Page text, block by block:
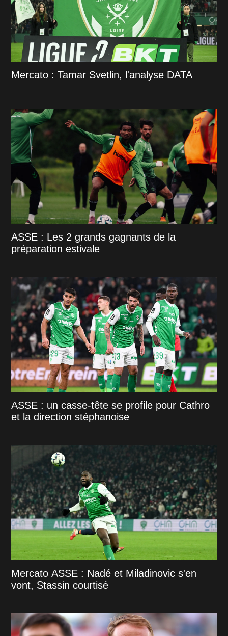
Mercato : Tamar Svetlin, l'analyse DATA
ASSE : Les 2 grands gagnants de la
préparation estivale
ASSE : un casse-tête se profile pour Cathro
et la direction stéphanoise
Mercato ASSE : Nadé et Miladinovic s'en
vont, Stassin courtisé